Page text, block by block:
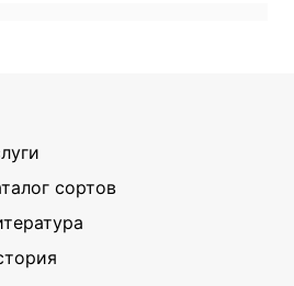
сортов